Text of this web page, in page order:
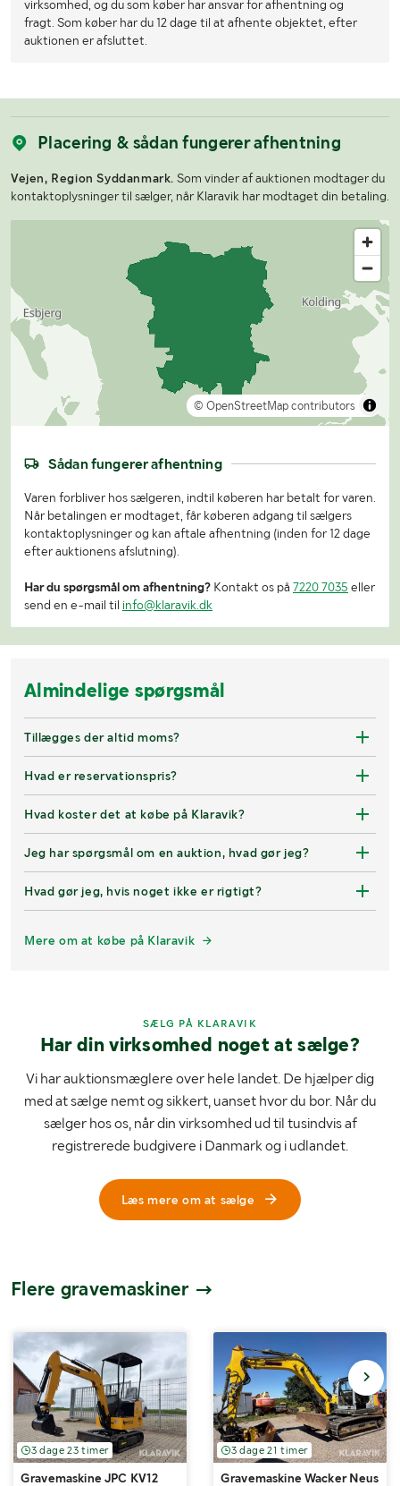
virksomhed, og du som køber har ansvar for afhentning og
fragt. Som køber har du 12 dage til at afhente objektet, efter
auktionen er afsluttet.
Placering & sådan fungerer afhentning
Vejen, Region Syddanmark. Som vinder af auktionen modtager du
kontaktoplysninger til sælger, når Klaravik har modtaget din betaling.
© OpenStreetMap contributors
Sådan fungerer afhentning
Varen forbliver hos sælgeren, indtil køberen har betalt for varen.
Når betalingen er modtaget, får køberen adgang til sælgers
kontaktoplysninger og kan aftale afhentning (inden for 12 dage
efter auktionens afslutning).
Har du spørgsmål om afhentning? Kontakt os på 7220 7035 eller
send en e-mail til info@klaravik.dk
Almindelige spørgsmål
Tillægges der altid moms?
Hvad er reservationspris?
Hvad koster det at købe på Klaravik?
Jeg har spørgsmål om en auktion, hvad gør jeg?
Hvad gør jeg, hvis noget ikke er rigtigt?
Mere om at købe på Klaravik
SÆLG PÅ KLARAVIK
Har din virksomhed noget at sælge?
Vi har auktionsmæglere over hele landet. De hjælper dig
med at sælge nemt og sikkert, uanset hvor du bor. Når du
sælger hos os, når din virksomhed ud til tusindvis af
registrerede budgivere i Danmark og i udlandet.
Læs mere om at sælge
Flere gravemaskiner
3 dage 23 timer
Gravemaskine JPC KV12
3 dage 21 timer
Gravemaskine Wacker